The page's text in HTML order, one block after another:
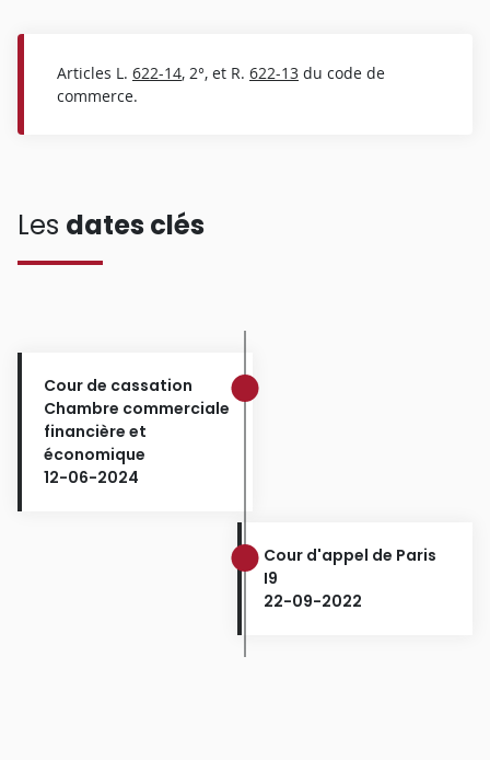
Articles L. 622-14, 2°, et R. 622-13 du code de
commerce.
Les dates clés
Cour de cassation
Chambre commerciale
financière et
économique
12-06-2024
Cour d'appel de Paris
I9
22-09-2022